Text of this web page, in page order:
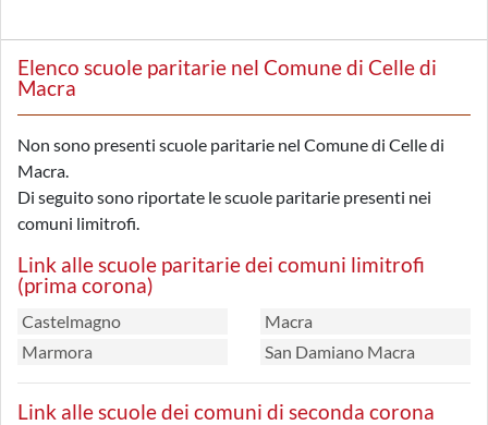
Elenco scuole paritarie nel Comune di Celle di
Macra
Non sono presenti scuole paritarie nel Comune di Celle di
Macra.
Di seguito sono riportate le scuole paritarie presenti nei
comuni limitrofi.
Link alle scuole paritarie dei comuni limitrofi
(prima corona)
Castelmagno
Macra
Marmora
San Damiano Macra
Link alle scuole dei comuni di seconda corona